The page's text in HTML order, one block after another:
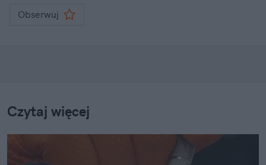
Obserwuj
Czytaj więcej